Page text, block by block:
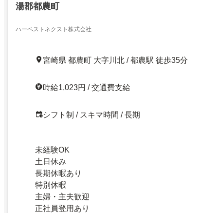
湯郡都農町
ハーベストネクスト株式会社
宮崎県 都農町 大字川北 / 都農駅 徒歩35分
時給1,023円 / 交通費支給
シフト制 / スキマ時間 / 長期
未経験OK
土日休み
長期休暇あり
特別休暇
主婦・主夫歓迎
正社員登用あり